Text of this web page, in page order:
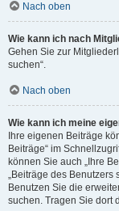
Nach oben
Wie kann ich nach
Gehen Sie zur
suchen“.
Nach oben
Wie kann ich meine
Ihre eigenen Beiträge
Beiträge“ im
können Sie auch „Ihre
„Beiträge des Benutzers
Benutzen Sie die
suchen. Tragen Sie dort